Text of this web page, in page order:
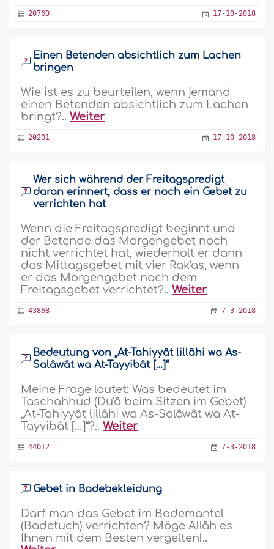
20760 17-10-2018
Einen Betenden absichtlich zum Lachen
bringen
Wie ist es zu beurteilen, wenn jemand
einen Betenden absichtlich zum Lachen
bringt?..Weiter
20201 17-10-2018
Wer sich während der Freitagspredigt
daran erinnert, dass er noch ein Gebet zu
verrichten hat
Wenn die Freitagspredigt beginnt und
der Betende das Morgengebet noch
nicht verrichtet hat, wiederholt er dann
das Mittagsgebet mit vier Rak'as, wenn
er das Morgengebet nach dem
Freitagsgebet verrichtet?..Weiter
43868 7-3-2018
Bedeutung von „At-Tahiyyât lillâhi wa As-
Salâwât wa At-Tayyibât […]“
Meine Frage lautet: Was bedeutet im
Taschahhud (Du'â beim Sitzen im Gebet)
„At-Tahiyyât lillâhi wa As-Salâwât wa At-
Tayyibât […]“?..Weiter
44012 7-3-2018
Gebet in Badebekleidung
Darf man das Gebet im Bademantel
(Badetuch) verrichten? Möge Allâh es
Ihnen mit dem Besten vergelten!..